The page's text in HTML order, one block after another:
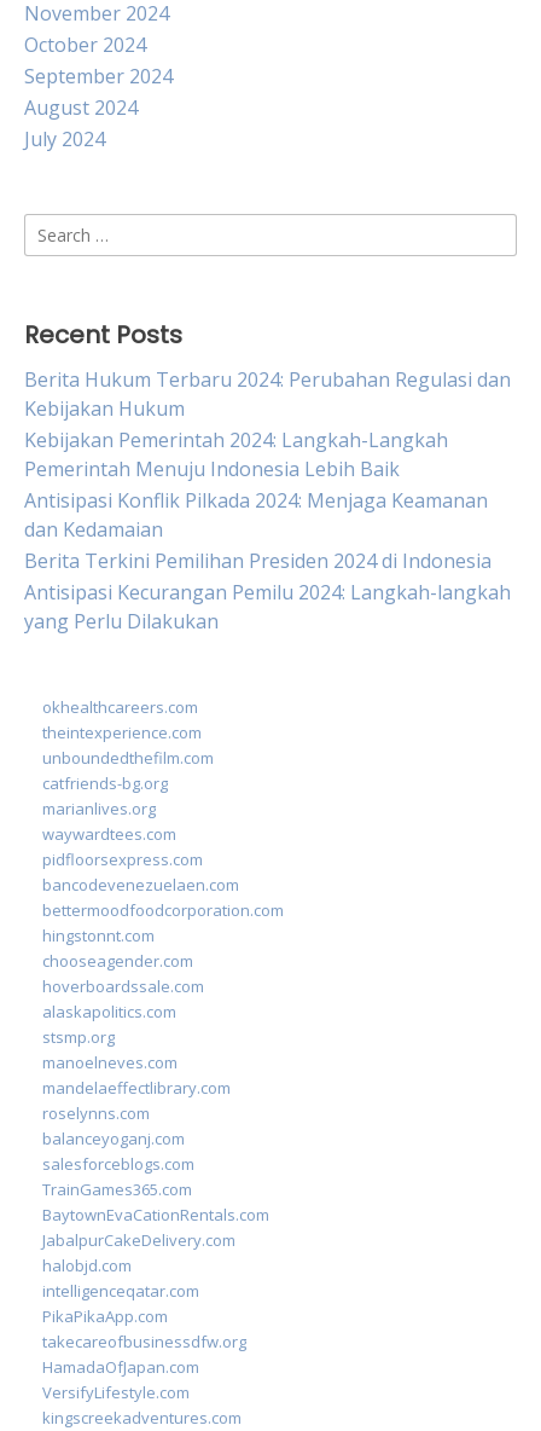
November 2024
October 2024
September 2024
August 2024
July 2024
Search
for:
Recent Posts
Berita Hukum Terbaru 2024: Perubahan Regulasi dan
Kebijakan Hukum
Kebijakan Pemerintah 2024: Langkah-Langkah
Pemerintah Menuju Indonesia Lebih Baik
Antisipasi Konflik Pilkada 2024: Menjaga Keamanan
dan Kedamaian
Berita Terkini Pemilihan Presiden 2024 di Indonesia
Antisipasi Kecurangan Pemilu 2024: Langkah-langkah
yang Perlu Dilakukan
okhealthcareers.com
theintexperience.com
unboundedthefilm.com
catfriends-bg.org
marianlives.org
waywardtees.com
pidfloorsexpress.com
bancodevenezuelaen.com
bettermoodfoodcorporation.com
hingstonnt.com
chooseagender.com
hoverboardssale.com
alaskapolitics.com
stsmp.org
manoelneves.com
mandelaeffectlibrary.com
roselynns.com
balanceyoganj.com
salesforceblogs.com
TrainGames365.com
BaytownEvaCationRentals.com
JabalpurCakeDelivery.com
halobjd.com
intelligenceqatar.com
PikaPikaApp.com
takecareofbusinessdfw.org
HamadaOfJapan.com
VersifyLifestyle.com
kingscreekadventures.com